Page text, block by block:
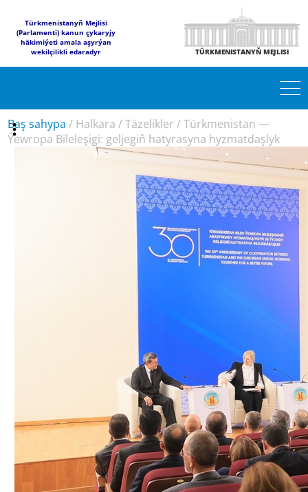
Türkmenistanyň Mejlisi
(Parlamenti) kanun çykaryjy
häkimiýeti amala aşyrýan
wekilçilikli edaradyr
TÜRKMENISTANYŇ MEJLISI
Baş sahypa / Halkara /Täzelikler /Türkmenistan —
Ýewropa Bileleşigi: geljegiň hatyrasyna hyzmatdaşlyk